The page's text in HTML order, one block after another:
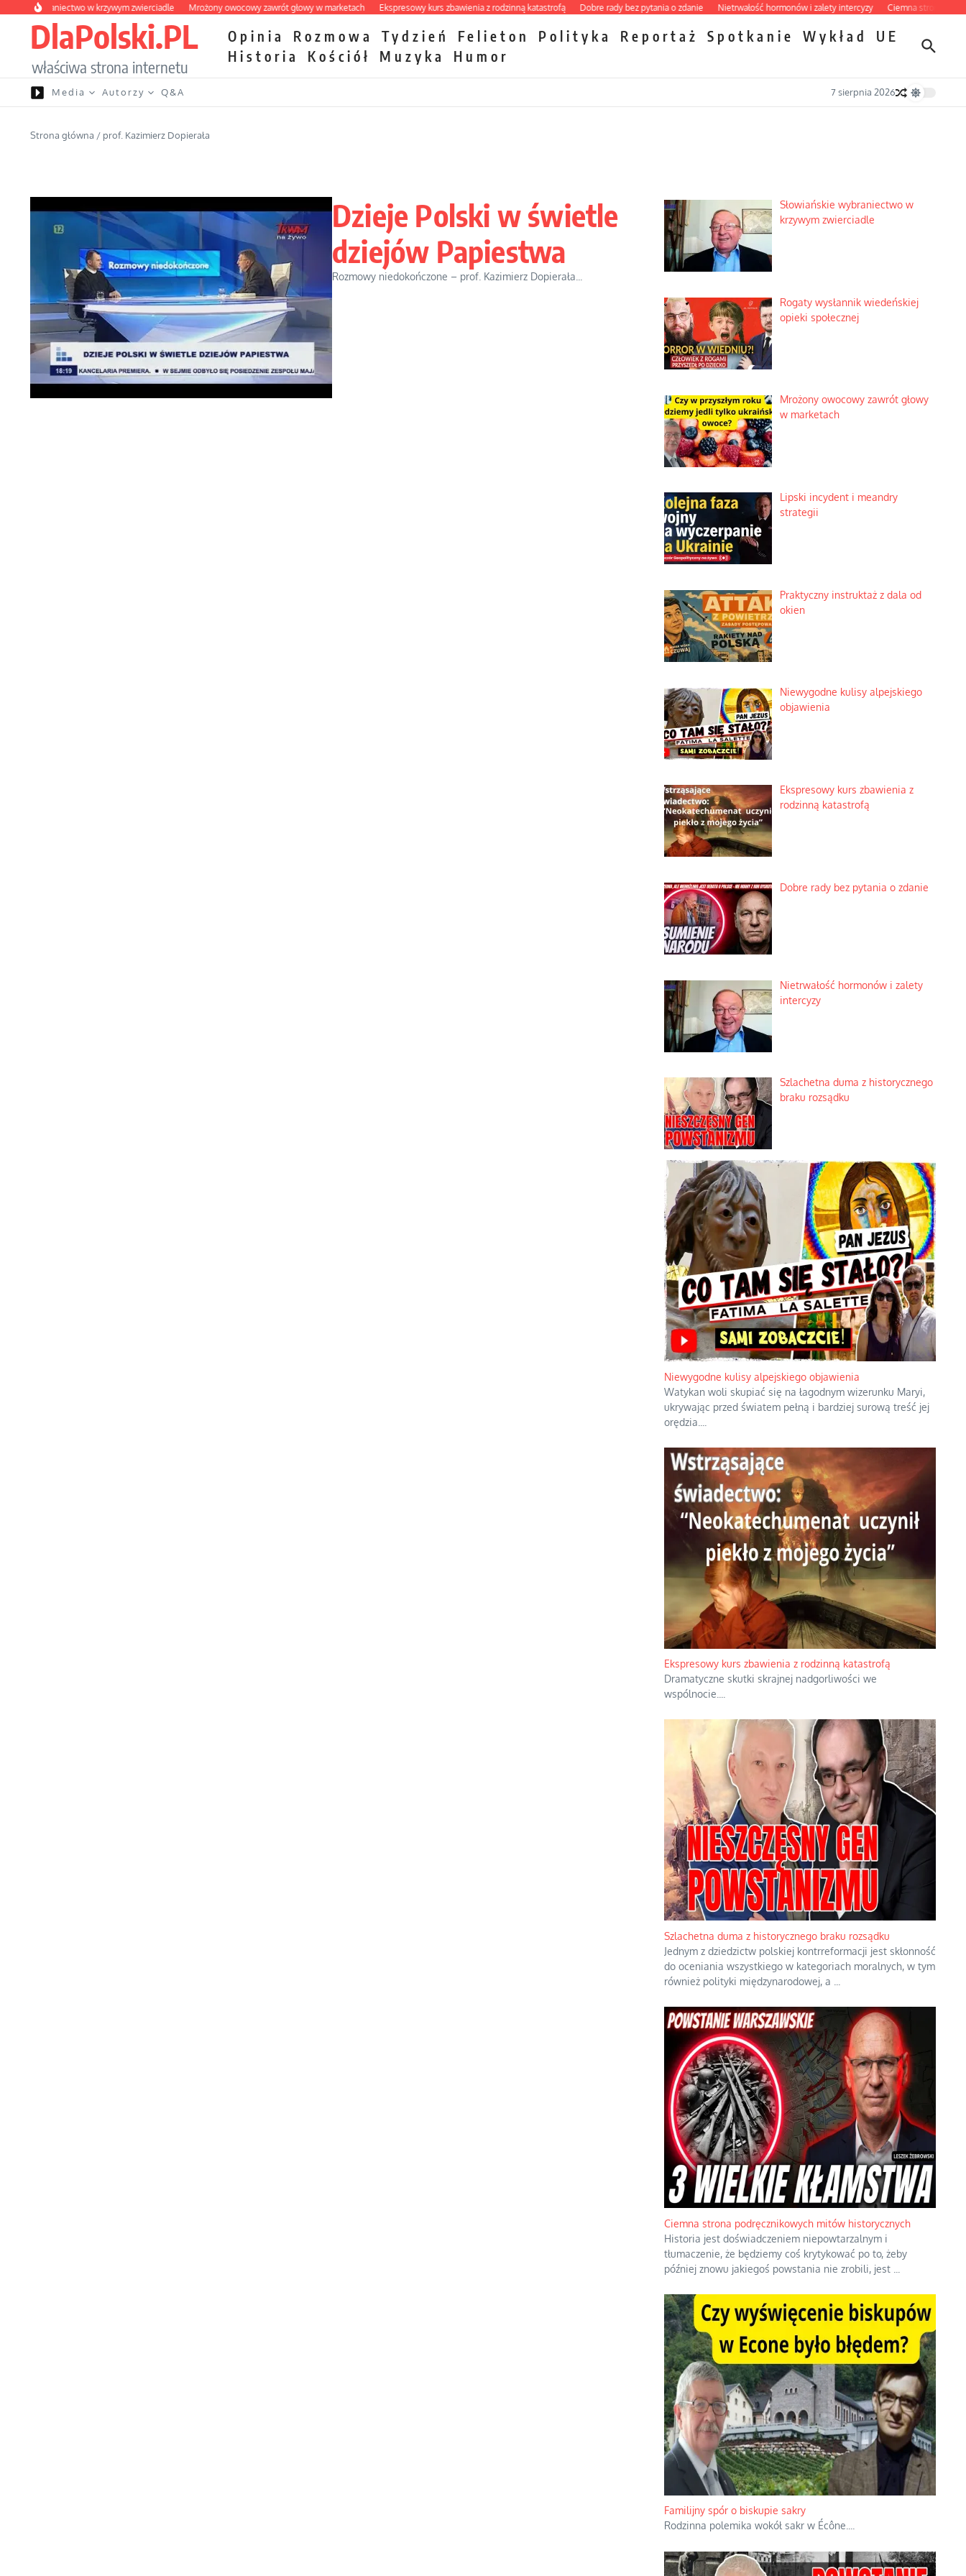
Przejdź do treści
wybraniectwo w krzywym zwierciadle Mrożony owocowy zawrót głowy w marketach Ekspresowy kurs zbawienia z rodzinną katastrofą Dobre rady bez pytania o zdanie Nietrwałość hormonów i zalety intercyzy Ciemna strona
DlaPolski.PL
właściwa strona internetu
Opinia Rozmowa Tydzień Felieton Polityka Reportaż Spotkanie Wykład
UE
Historia
Kościół Muzyka Humor
Media Autorzy Q&A 7 sierpnia 2026
Strona główna / prof. Kazimierz Dopierała
Dzieje Polski w świetle
dziejów Papiestwa
Rozmowy niedokończone – prof. Kazimierz Dopierała...
Słowiańskie wybraniectwo w
krzywym zwierciadle
Rogaty wysłannik wiedeńskiej
opieki społecznej
Mrożony owocowy zawrót głowy
w marketach
Lipski incydent i meandry
strategii
Praktyczny instruktaż z dala od
okien
Niewygodne kulisy alpejskiego
objawienia
Ekspresowy kurs zbawienia z
rodzinną katastrofą
Dobre rady bez pytania o zdanie
Nietrwałość hormonów i zalety
intercyzy
Szlachetna duma z historycznego
braku rozsądku
Niewygodne kulisy alpejskiego objawienia
Watykan woli skupiać się na łagodnym wizerunku Maryi,
ukrywając przed światem pełną i bardziej surową treść jej
orędzia.
Ekspresowy kurs zbawienia z rodzinną katastrofą
Dramatyczne skutki skrajnej nadgorliwości we
wspólnocie.
Szlachetna duma z historycznego braku rozsądku
Jednym z dziedzictw polskiej kontrreformacji jest skłonność
do oceniania wszystkiego w kategoriach moralnych, w tym
również polityki międzynarodowej, a
Ciemna strona podręcznikowych mitów historycznych
Historia jest doświadczeniem niepowtarzalnym i
tłumaczenie, że będziemy coś krytykować po to, żeby
później znowu jakiegoś powstania nie zrobili, jest
Familijny spór o biskupie sakry
Rodzinna polemika wokół sakr w Écône.